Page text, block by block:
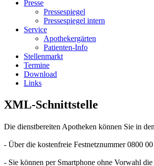
Presse
Pressespiegel
Pressespiegel intern
Service
Apothekergärten
Patienten-Info
Stellenmarkt
Termine
Download
Links
XML-Schnittstelle
Die dienstbereiten Apotheken können Sie in
- Über die kostenfreie Festnetznummer 0800
- Sie können per Smartphone ohne Vorwahl